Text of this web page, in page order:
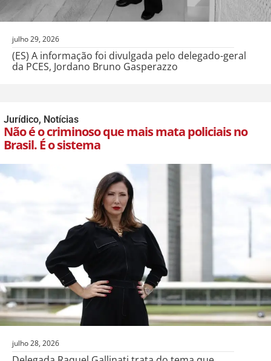
julho 29, 2026
(ES) A informação foi divulgada pelo delegado-geral
da PCES, Jordano Bruno Gasperazzo
Jurídico, Notícias
Não é o criminoso que mais mata policiais no
Brasil. É o sistema
julho 28, 2026